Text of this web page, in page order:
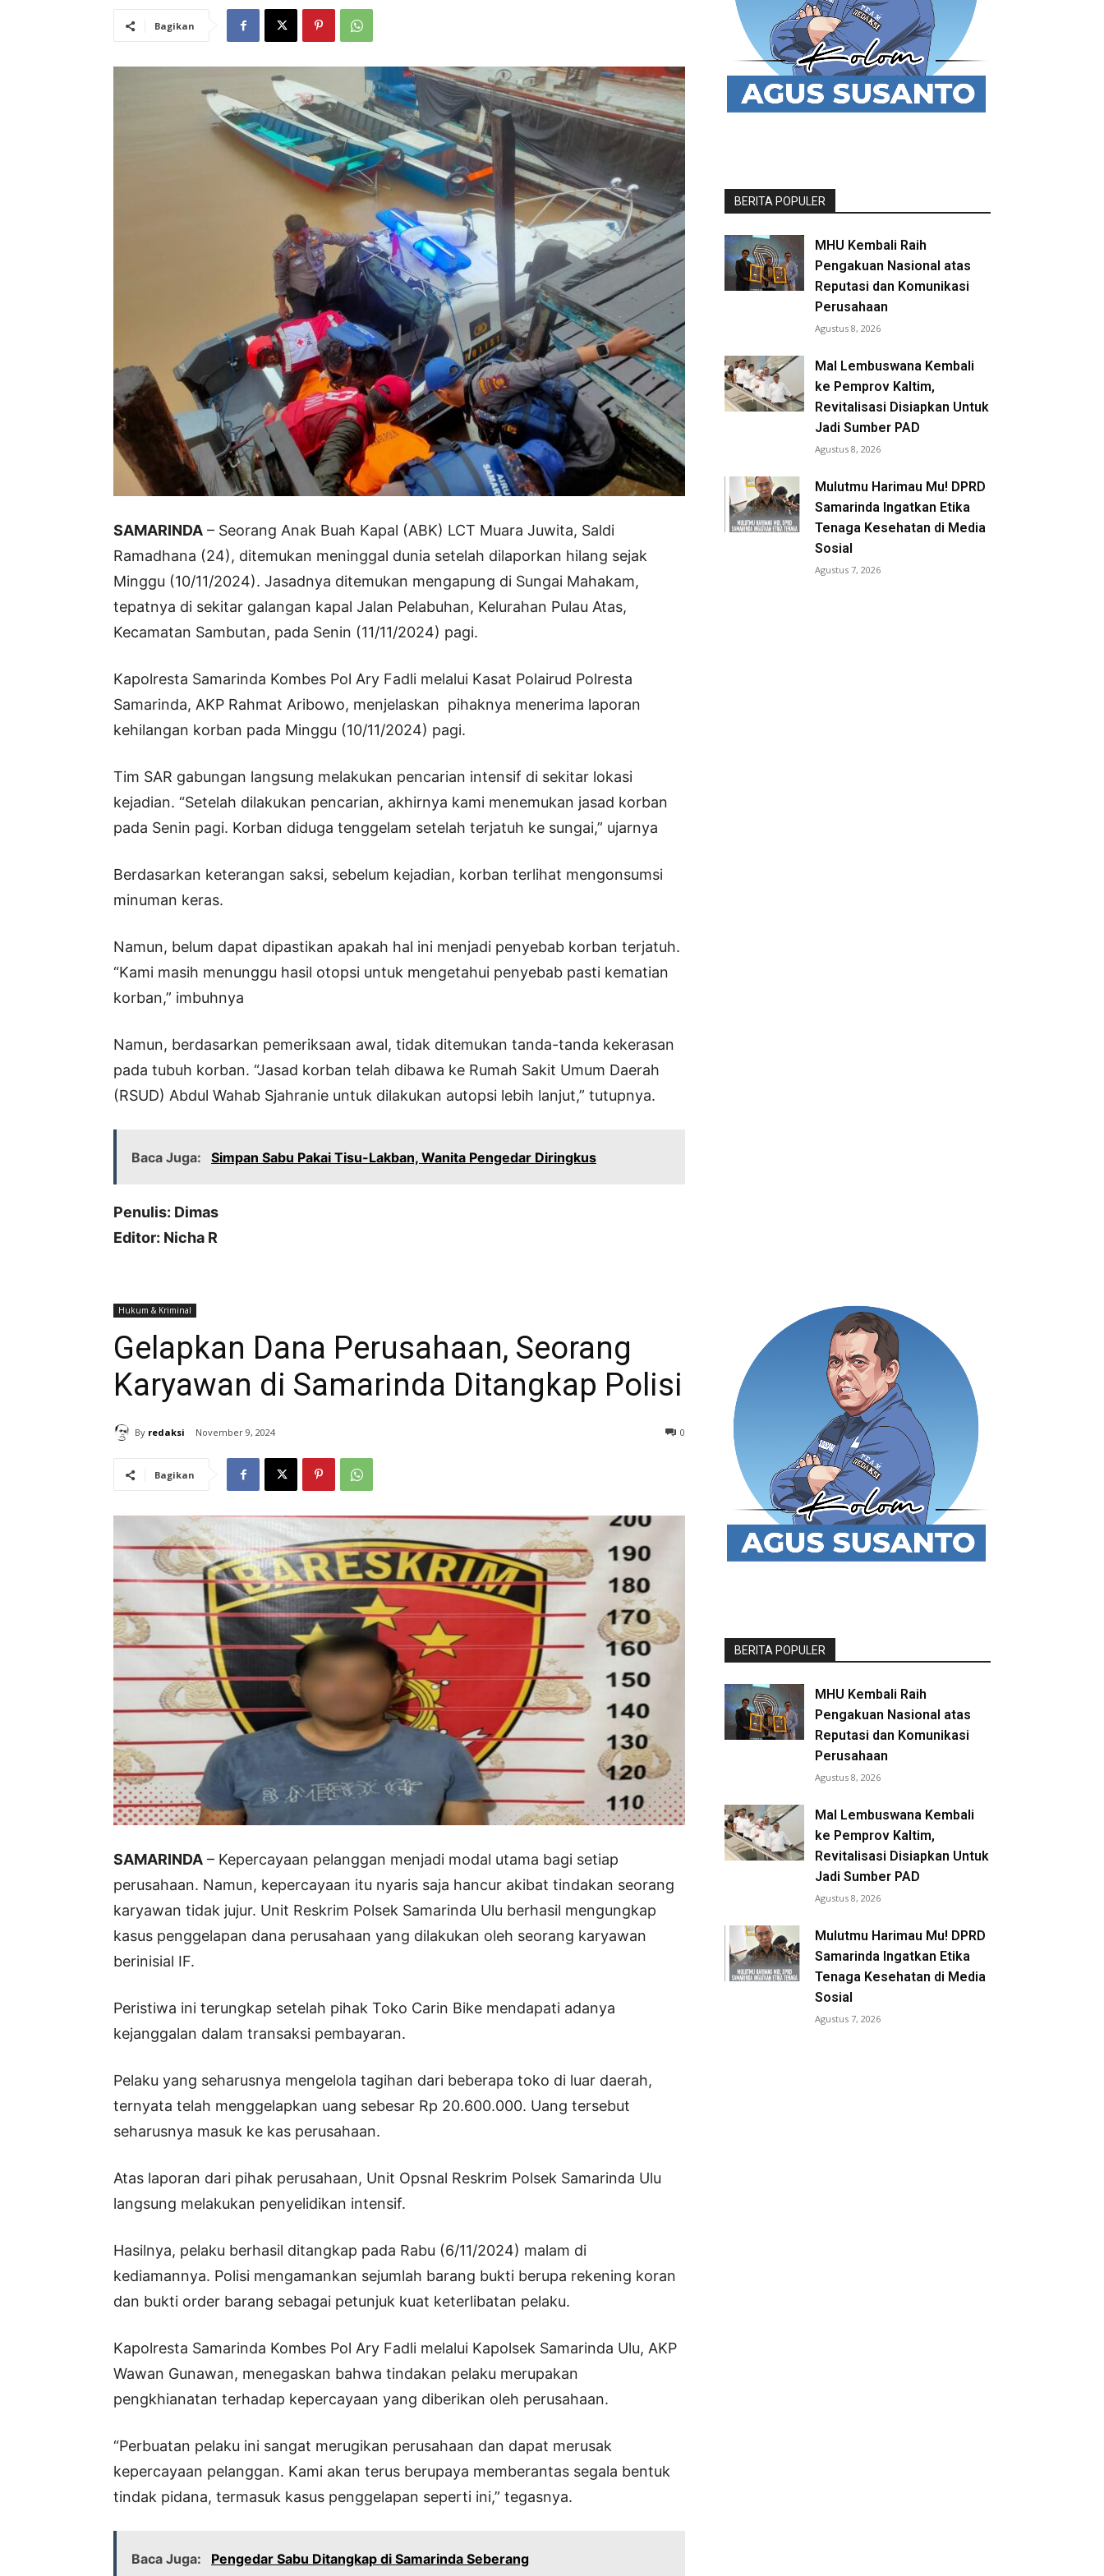
Bagikan
SAMARINDA – Seorang Anak Buah Kapal (ABK) LCT Muara Juwita, Saldi
Ramadhana (24), ditemukan meninggal dunia setelah dilaporkan hilang sejak
Minggu (10/11/2024). Jasadnya ditemukan mengapung di Sungai Mahakam,
tepatnya di sekitar galangan kapal Jalan Pelabuhan, Kelurahan Pulau Atas,
Kecamatan Sambutan, pada Senin (11/11/2024) pagi.
Kapolresta Samarinda Kombes Pol Ary Fadli melalui Kasat Polairud Polresta
Samarinda, AKP Rahmat Aribowo, menjelaskan pihaknya menerima laporan
kehilangan korban pada Minggu (10/11/2024) pagi.
Tim SAR gabungan langsung melakukan pencarian intensif di sekitar lokasi
kejadian. “Setelah dilakukan pencarian, akhirnya kami menemukan jasad korban
pada Senin pagi. Korban diduga tenggelam setelah terjatuh ke sungai,” ujarnya
Berdasarkan keterangan saksi, sebelum kejadian, korban terlihat mengonsumsi
minuman keras.
Namun, belum dapat dipastikan apakah hal ini menjadi penyebab korban terjatuh.
“Kami masih menunggu hasil otopsi untuk mengetahui penyebab pasti kematian
korban,” imbuhnya
Namun, berdasarkan pemeriksaan awal, tidak ditemukan tanda-tanda kekerasan
pada tubuh korban. “Jasad korban telah dibawa ke Rumah Sakit Umum Daerah
(RSUD) Abdul Wahab Sjahranie untuk dilakukan autopsi lebih lanjut,” tutupnya.
Baca Juga: Simpan Sabu Pakai Tisu-Lakban, Wanita Pengedar Diringkus
Penulis: Dimas
Editor: Nicha R
BERITA POPULER
MHU Kembali Raih
Pengakuan Nasional atas
Reputasi dan Komunikasi
Perusahaan
Agustus 8, 2026
Mal Lembuswana Kembali
ke Pemprov Kaltim,
Revitalisasi Disiapkan Untuk
Jadi Sumber PAD
Agustus 8, 2026
Mulutmu Harimau Mu! DPRD
Samarinda Ingatkan Etika
Tenaga Kesehatan di Media
Sosial
Agustus 7, 2026